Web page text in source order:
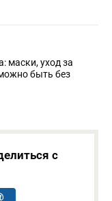
маски, уход за
быть без
с